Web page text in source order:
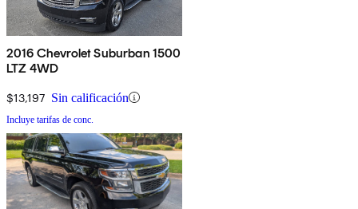
2016 Chevrolet Suburban 1500
LTZ 4WD
$13,197 Sin calificación
Incluye tarifas de conc.